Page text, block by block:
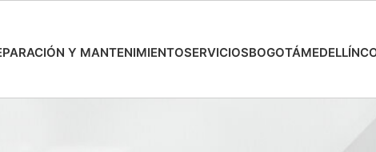
Y MANTENIMIENTOSERVICIOSBOGOTÁMEDELLÍN